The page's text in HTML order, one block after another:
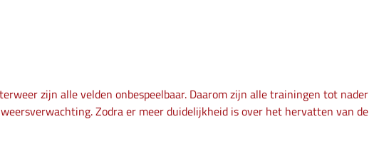
zijn alle velden onbespeelbaar. Daarom zijn alle trainingen tot nader
Zodra er meer duidelijkheid is over het hervatten van de